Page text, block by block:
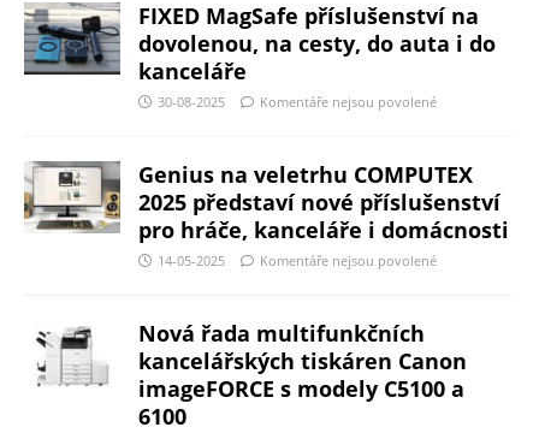
FIXED MagSafe příslušenství na
dovolenou, na cesty, do auta i do
kanceláře
30-08-2025 Komentáře nejsou povolené
Genius na veletrhu COMPUTEX
2025 představí nové příslušenství
pro hráče, kanceláře i domácnosti
14-05-2025 Komentáře nejsou povolené
Nová řada multifunkčních
kancelářských tiskáren Canon
imageFORCE s modely C5100 a
6100